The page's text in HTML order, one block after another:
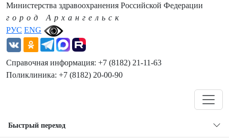
РУС ENG
Министерства здравоохранения Российской Федерации
город Архангельск
Справочная информация: +7 (8182) 21-11-63
Поликлиника: +7 (8182) 20-00-90
Быстрый переход